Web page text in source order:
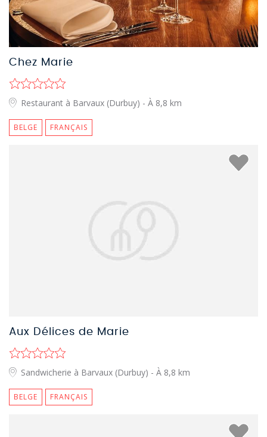
Chez Marie
Restaurant à Barvaux (Durbuy) - À 8,8 km
BELGE FRANÇAIS
Aux Délices de Marie
Sandwicherie à Barvaux (Durbuy) - À 8,8 km
BELGE FRANÇAIS